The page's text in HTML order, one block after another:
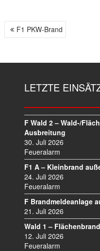
B F1 PKW-Brand
LETZTE
F Wald 2 – Wald-/
Ausbreitung
30. Juli 2026
Feueralarm
F1 A – Kleinbrand
24. Juli 2026
Feueralarm
F Brandmeldeanlage
21. Juli 2026
Wald 1 – Flächenbrand
12. Juli 2026
Feueralarm